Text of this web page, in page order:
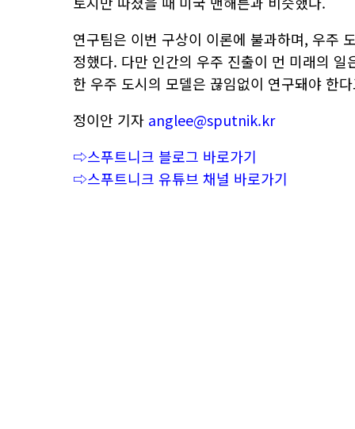
연구팀은 이번 구상이 이론에 불과하며, 우주
정했다. 다만 인간의 우주 진출이 먼 미래의
한 우주 도시의 모델은 끊임없이 연구돼야 한
정이안 기자 anglee@sputnik.kr
⇨스푸트니크 블로그 바로가기
⇨스푸트니크 유튜브 채널 바로가기